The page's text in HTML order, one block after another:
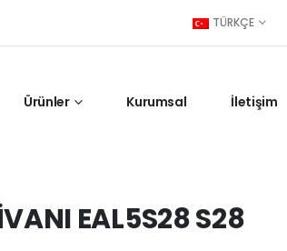
TÜRKÇE
Ürünler Kurumsal İletişim
EAL5S28 S28